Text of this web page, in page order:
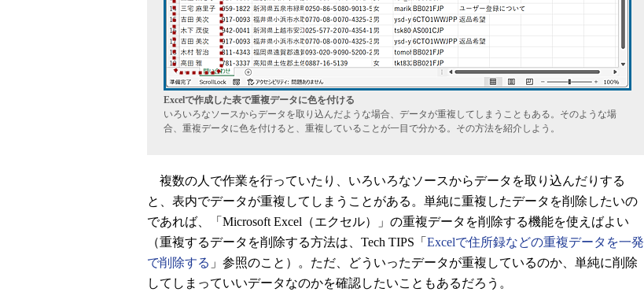
Excelで作成した表で重複データに色を付ける
いろいろなソースからデータを取り込んだような場合、データが重複してしまうこともある。そのような場
合、重複データに色を付けると、重複していることが一目で分かる。その方法を紹介しよう。
複数の人で作業を行っていたり、いろいろなソースからデータを取り込んだりする
と、表内でデータが重複してしまうことがある。単純に重複したデータを削除したいの
であれば、「Microsoft Excel（エクセル）」の重複データを削除する機能を使えばよい
（重複するデータを削除する方法は、Tech TIPS「 Excelで住所録などの重複データを一発
で削除する 」参照のこと）。ただ、どういったデータが重複しているのか、単純に削除
してしまっていいデータなのかを確認したいこともあるだろう。